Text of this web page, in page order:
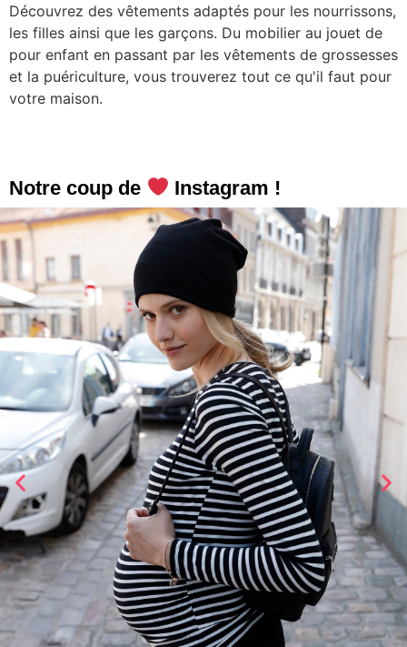
Découvrez des vêtements adaptés pour les nourrissons,
les filles ainsi que les garçons. Du mobilier au jouet de
pour enfant en passant par les vêtements de grossesses
et la puériculture, vous trouverez tout ce qu'il faut pour
votre maison.
Notre coup de Instagram !